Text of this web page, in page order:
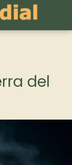
del